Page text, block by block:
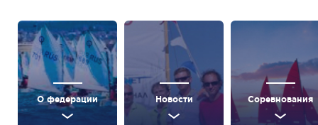
О федерации Новости Соревнования